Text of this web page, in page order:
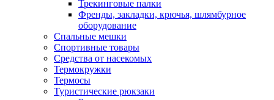
Трекинговые палки
Френды, закладки, крючья, шлямбурное
оборудование
Спальные мешки
Спортивные товары
Средства от насекомых
Термокружки
Термосы
Туристические рюкзаки